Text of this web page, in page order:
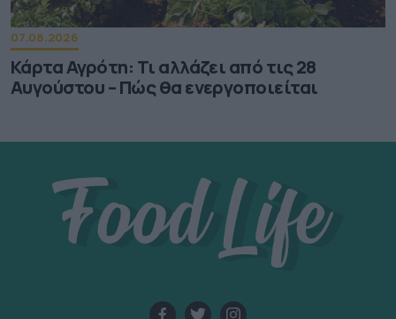
07.08.2026
Κάρτα Αγρότη: Τι αλλάζει από τις 28
Αυγούστου – Πώς θα ενεργοποιείται